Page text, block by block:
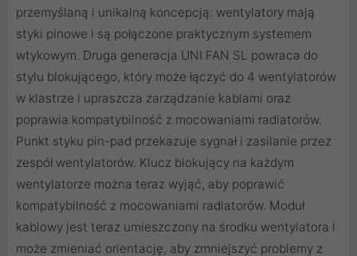
przemyślaną i unikalną koncepcją: wentylatory mają
styki pinowe i są połączone praktycznym systemem
wtykowym. Druga generacja UNI FAN SL powraca do
stylu blokującego, który może łączyć do 4 wentylatorów
w klastrze i upraszcza zarządzanie kablami oraz
poprawia kompatybilność z mocowaniami radiatorów.
Punkt styku pin-pad przekazuje sygnał i zasilanie przez
zespół wentylatorów. Klucz blokujący na każdym
wentylatorze można teraz wyjąć, aby poprawić
kompatybilność z mocowaniami radiatorów. Moduł
kablowy jest teraz umieszczony na środku wentylatora i
może zmieniać orientację, aby zmniejszyć problemy z